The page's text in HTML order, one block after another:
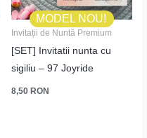
MODEL NOU!
Invitații de Nuntă Premium
[SET] Invitatii nunta cu
sigiliu – 97 Joyride
8,50 RON